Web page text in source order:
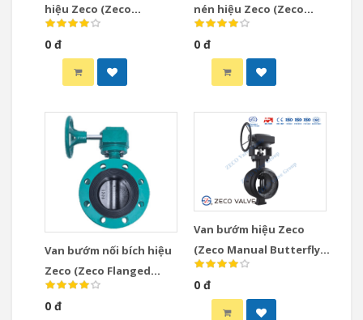
hiệu Zeco (Zeco
Motorized Butterfly
Valve)
0 đ
nén hiệu Zeco (Zeco
Pneumatic Butterfly
Valve)
0 đ
Van bướm nối bích hiệu
Zeco (Zeco Flanged
Butterfly Valve)
0 đ
Van bướm hiệu Zeco
(Zeco Manual Butterfly
Valve)
0 đ